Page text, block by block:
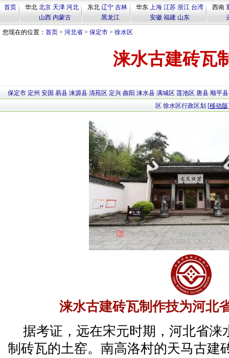
首页 华北 北京 天津 河北
山西 内蒙古
东北 辽宁 吉林
黑龙江
华东 上海 江苏 浙江 台湾
安徽 福建 山东
西南
您现在的位置： 首页 > 河北省 > 保定市 > 徐水区
涞水古建砖瓦
保定市 定州 安国 易县 涞源县 清苑区 定兴 曲阳 涞水县 满城区 莲池区 唐县 顺平县
区 徐水区行政区划 [移动
涞水古建砖瓦制作技为河北
据考证，远在宋元时期，河北省涞
制砖瓦的土窑。南高洛村的天马古建